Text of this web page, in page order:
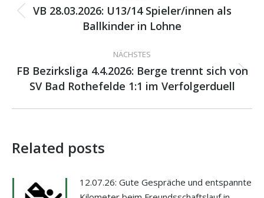
Vorheriger
Beitrag:
VB 28.03.2026: U13/14 Spieler/innen als
Ballkinder in Lohne
NÄCHSTES
Nächster
Beitrag:
FB Bezirksliga 4.4.2026: Berge trennt sich von
SV Bad Rothefelde 1:1 im Verfolgerduell
Related posts
12.07.26: Gute Gespräche und entspannte